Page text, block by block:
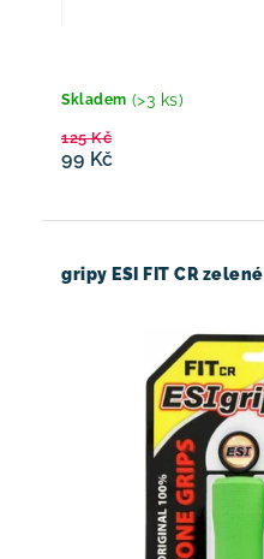
Skladem (>3 ks)
99 Kč
125 Kč
gripy ESI FIT CR zelené